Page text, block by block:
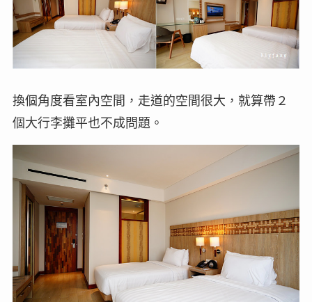
換個角度看室內空間，走道的空間很大，就算帶２
個大行李攤平也不成問題。